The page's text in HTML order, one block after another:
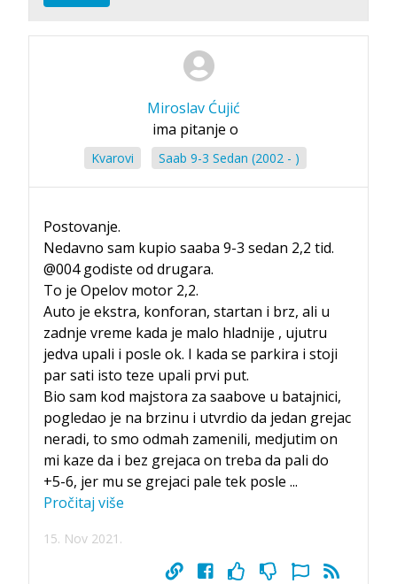
Miroslav Ćujić
ima pitanje o
Kvarovi Saab 9-3 Sedan (2002 - )
Postovanje.
Nedavno sam kupio saaba 9-3 sedan 2,2 tid.
@004 godiste od drugara.
To je Opelov motor 2,2.
Auto je ekstra, konforan, startan i brz, ali u
zadnje vreme kada je malo hladnije , ujutru
jedva upali i posle ok. I kada se parkira i stoji
par sati isto teze upali prvi put.
Bio sam kod majstora za saabove u batajnici,
pogledao je na brzinu i utvrdio da jedan grejac
neradi, to smo odmah zamenili, medjutim on
mi kaze da i bez grejaca on treba da pali do
+5-6, jer mu se grejaci pale tek posle ...
Pročitaj više
15. Nov 2021.